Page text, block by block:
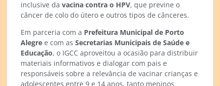
inclusive da vacina contra o HPV, que previne o
câncer de colo do útero e outros tipos de cânceres.
Em parceria com a Prefeitura Municipal de Porto
Alegre e com as Secretarias Municipais de Saúde e
Educação, o IGCC aproveitou a ocasião para distribuir
materiais informativos e dialogar com pais e
responsáveis sobre a relevância de vacinar crianças e
adolescentes entre 9 e 14 anos, tanto meninos